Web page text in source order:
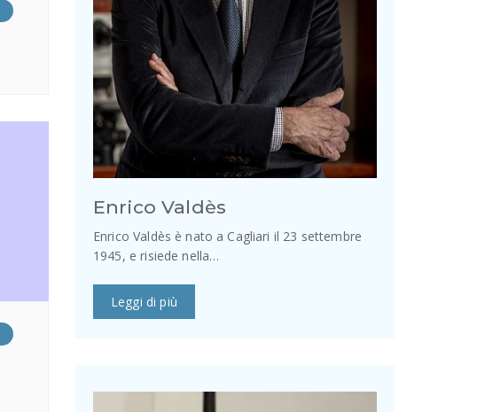
Enrico Valdès
Enrico Valdès è nato a Cagliari il 23 settembre
1945, e risiede nella…
Leggi di più